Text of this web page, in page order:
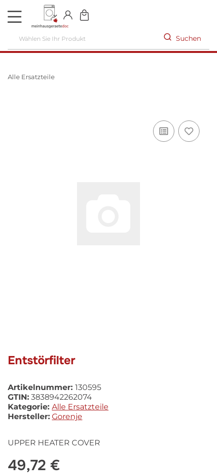
DE
Suchen
Alle Ersatzteile
Entstörfilter
Artikelnummer: 130595
GTIN: 3838942262074
Kategorie: Alle Ersatzteile
Hersteller: Gorenje
UPPER HEATER COVER
49,72 €